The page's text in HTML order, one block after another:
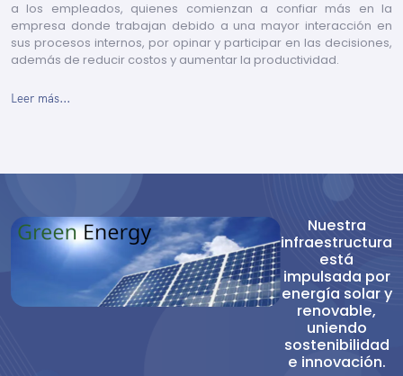
a los empleados, quienes comienzan a confiar más en la
empresa donde trabajan debido a una mayor interacción en
sus procesos internos, por opinar y participar en las decisiones,
además de reducir costos y aumentar la productividad.
Leer más...
Nuestra
infraestructura
está
impulsada por
energía solar y
renovable,
uniendo
sostenibilidad
e innovación.